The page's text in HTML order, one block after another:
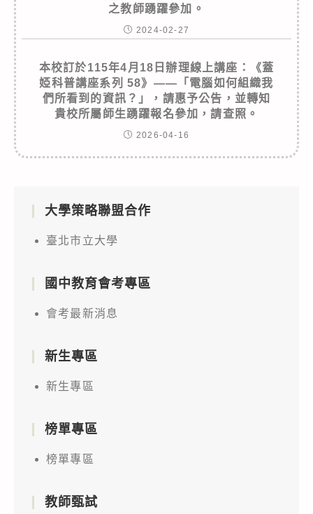
之教師踴躍參加。
2024-02-27
本校訂於115年4月18日辦理線上講座：《蓋
婭科普講座系列 58》——「電腦如何組織我
們所看到的資訊？」，請惠予公告，並轉知
貴校所屬師生踴躍報名參加，請查照。
2026-04-16
大學策略聯盟合作
臺北市立大學
國中教育會考專區
會考最新消息
新生專區
新生專區
榜單專區
榜單專區
教師甄試